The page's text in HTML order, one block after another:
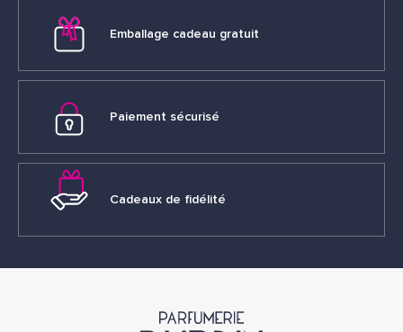
Emballage cadeau gratuit
Paiement sécurisé
Cadeaux de fidélité